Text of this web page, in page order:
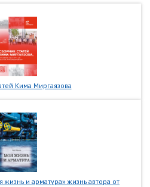
Кима Миргаязова
и арматура» жизнь автора от